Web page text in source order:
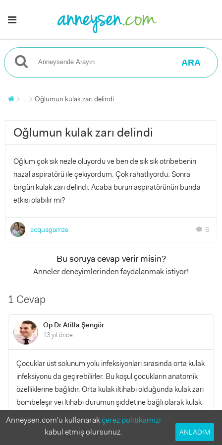
ARA
... Oğlumun kulak zarı delindi
Oğlumun kulak zarı delindi
Oğlum çok sık nezle oluyordu ve ben de sık sık otribebenin
nazal aspiratörü ile çekiyordum. Çok rahatlıyordu. Sonra
birgün kulak zarı delindi. Acaba burun aspiratörünün bunda
etkisi olabilir mi?
acquagamze chat 6
Bu soruya cevap verir misin?
Anneler deneyimlerinden faydalanmak istiyor!
1 Cevap
Op Dr Atilla Şengör
13 yıl önce
Çocuklar üst solunum yolu infeksiyonları sırasında orta kulak
infeksiyonu da geçirebilirler. Bu koşul çocukların anatomik
özelliklerine bağlıdır. Orta kulak iltihabı olduğunda kulak zarı
bombeleşir vei ltihabi durumun şiddetine bağlı olarak kulak
zarı bazen kendiliğinden delinebilir. Burun akıntılarını
aspiratörle çekmek sıklıkla bu duruma yol açmaz. Ancak
delinmiş kulak zarının, iltihabın tedavisi sonrasında kapanıp
Anneysen.com'u kullanarakçerez politikamızı
kabul etmiş olursunuz.
ANLADIM